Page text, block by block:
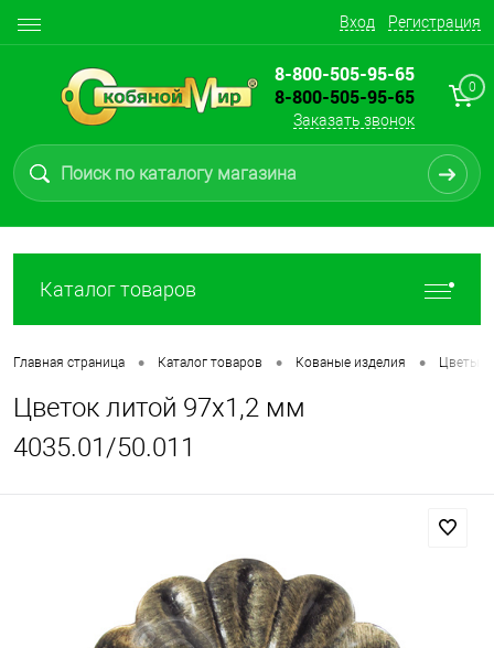
Вход Регистрация
8-800-505-95-65
8-800-505-95-65
Заказать звонок
0
Каталог товаров
Главная страница • Каталог товаров • Кованые изделия • Цветы
Цветок литой 97х1,2 мм
4035.01/50.011